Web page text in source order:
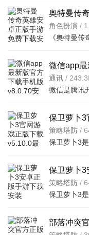
奥特曼传
安装
角色扮演 /
微信app
安卓版
通讯 /
保卫萝卜3
新版
策略塔防 /
保卫萝卜3
v5.10.0官
策略塔防 /
部落冲突